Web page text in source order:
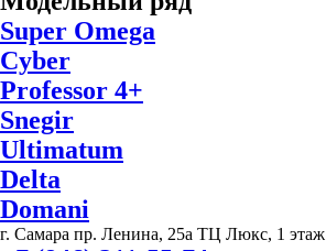
Super Omega
Cyber
Professor 4+
Snegir
Ultimatum
Delta
Domani
г. Самара пр. Ленина, 25а ТЦ Люкс, 1 этаж